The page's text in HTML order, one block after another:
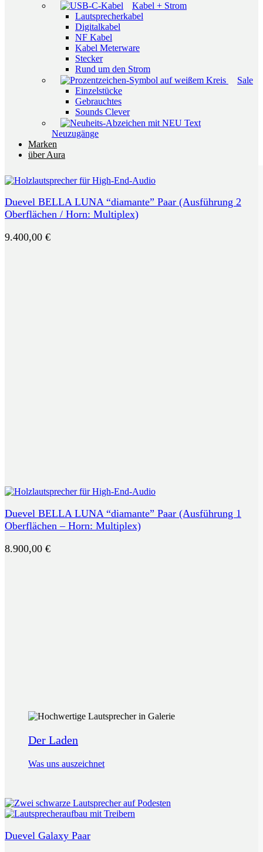
Kabel + Strom
Lautsprecherkabel
Digitalkabel
NF Kabel
Kabel Meterware
Stecker
Rund um den Strom
Sale
Einzelstücke
Gebrauchtes
Sounds Clever
Neuzugänge
Marken
über Aura
Der Laden
Was uns auszeichnet
Duevel BELLA LUNA “diamante” Paar (Ausführung 2
Oberflächen / Horn: Multiplex)
9.400,00 €
Duevel BELLA LUNA “diamante” Paar (Ausführung 1
Oberflächen – Horn: Multiplex)
8.900,00 €
Duevel Galaxy Paar